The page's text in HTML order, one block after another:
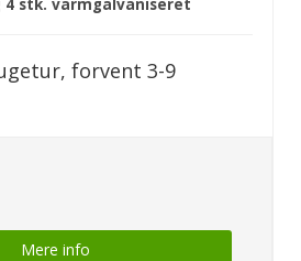
4 stk. varmgalvaniseret
forvent 3-9
Mere info